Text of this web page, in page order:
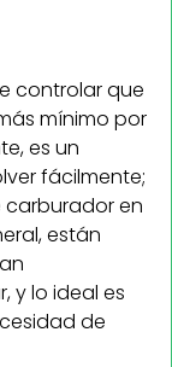
controlar que
mínimo por
es un
fácilmente;
en
están
y lo ideal es
de